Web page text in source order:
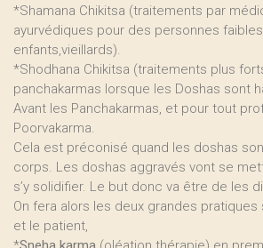
*Shamana Chikitsa (traitements par
ayurvédiques pour des personnes
enfants,vieillards).
*Shodhana Chikitsa (traitements plus
panchakarmas lorsque les Doshas sont
Avant les Panchakarmas, et pour tout
Poorvakarma.
Cela est préconisé quand les doshas
corps. Les doshas aggravés vont se
s’y solidifier. Le but donc va être de les
On fera alors les deux grandes
et le patient,